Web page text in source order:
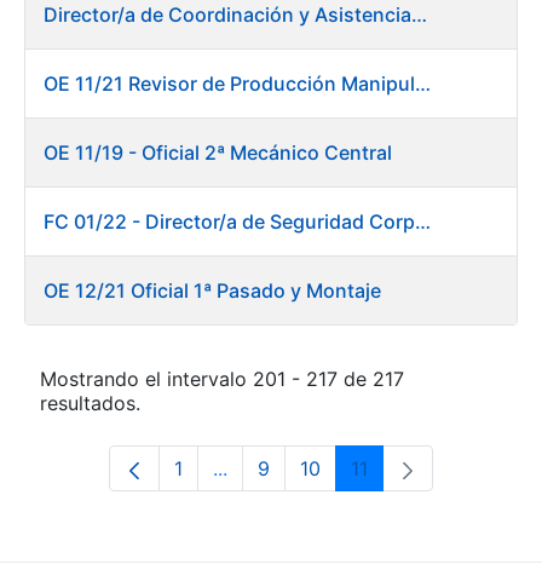
Director/a de Coordinación y Asistencia Técnica a la Presidencia -Dirección General
OE 11/21 Revisor de Producción Manipulado Timbre
OE 11/19 - Oficial 2ª Mecánico Central
FC 01/22 - Director/a de Seguridad Corporativa
OE 12/21 Oficial 1ª Pasado y Montaje
Mostrando el intervalo 201 - 217 de 217
resultados.
Página
1 ...Páginas intermedias Use TAB para
Página
9 Página
10 Página
11